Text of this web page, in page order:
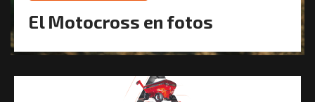
El Motocross en fotos